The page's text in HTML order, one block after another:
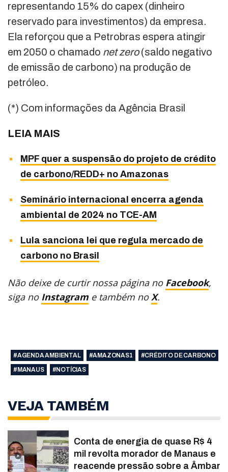
representando 15% do capex (dinheiro
reservado para investimentos) da empresa.
Ela reforçou que a Petrobras espera atingir
em 2050 o chamado net zero(saldo negativo
de emissão de carbono) na produção de
petróleo.
(*) Com informações da Agência Brasil
LEIA MAIS
MPF quer a suspensão do projeto de crédito
de carbono/REDD+ no Amazonas
Seminário internacional encerra agenda
ambiental de 2024 no TCE-AM
Lula sanciona lei que regula mercado de
carbono no Brasil
Não deixe de curtir nossa página no Facebook,
siga no Instagram e também noX.
#AGENDA AMBIENTAL #AMAZONAS1
#CRÉDITO DE CARBONO
#MANAUS
#NOTÍCIAS
VEJA TAMBÉM
Conta de energia de quase R$ 4
mil revolta morador de Manaus e
reacende pressão sobre a Âmbar